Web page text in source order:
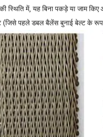
स्थिति में, यह बिना पकड़े या जाम
(जिसे पहले डबल बैलेंस बुनाई बेल्ट के रूप